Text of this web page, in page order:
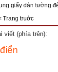
giấy dán tường
Trang truớc
viết (phía trên):